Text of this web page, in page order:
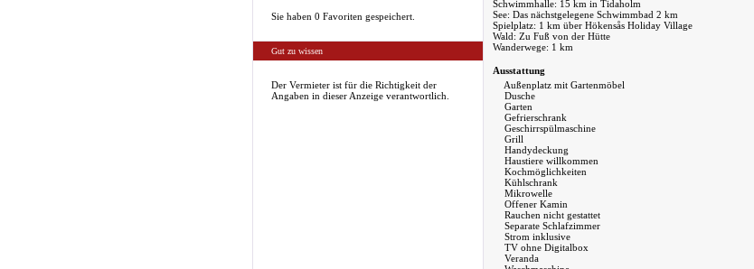
Sie haben 0 Favoriten gespeichert.
Gut zu wissen
Der Vermieter ist für die Richtigkeit der
Angaben in dieser Anzeige verantwortlich.
Schwimmhalle: 15 km in Tidaholm
See: Das nächstgelegene Schwimmbad 2 km
Spielplatz: 1 km über Hökensås Holiday Village
Wald: Zu Fuß von der Hütte
Wanderwege: 1 km
Ausstattung
Außenplatz mit Gartenmöbel
Dusche
Garten
Gefrierschrank
Geschirrspülmaschine
Grill
Handydeckung
Haustiere willkommen
Kochmöglichkeiten
Kühlschrank
Mikrowelle
Offener Kamin
Rauchen nicht gestattet
Separate Schlafzimmer
Strom inklusive
TV ohne Digitalbox
Veranda